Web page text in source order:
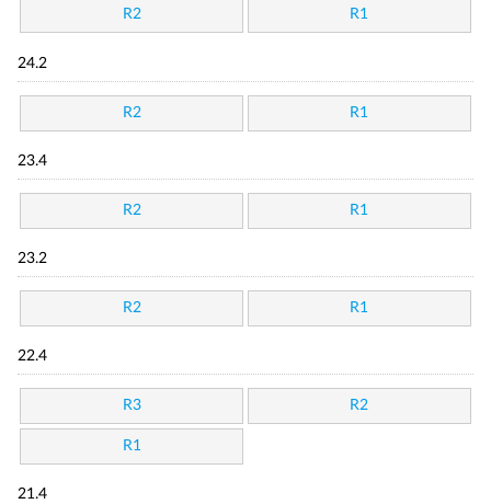
R2 R1
24.2
R2 R1
23.4
R2 R1
23.2
R2 R1
22.4
R3 R2
R1
21.4